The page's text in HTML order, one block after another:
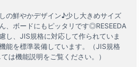
の鮮やかデザイン♪少し大きめサイズ
、ボードにもピッタリです◎RESEEDA
し、JIS規格に対応して作られていま
能を標準装備しています。（JIS規格
は機能説明をご覧ください。）